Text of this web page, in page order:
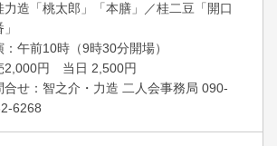
力造「桃太郎」「本膳」／桂二豆「開口
：午前10時（9時30分開場）
2,000円 当日 2,500円
合せ：智之介・力造 二人会事務局 090-
6268